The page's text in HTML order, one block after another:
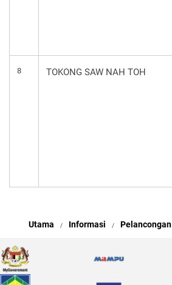
8 TOKONG SAW NAH TOH
Utama Informasi Pelancongan